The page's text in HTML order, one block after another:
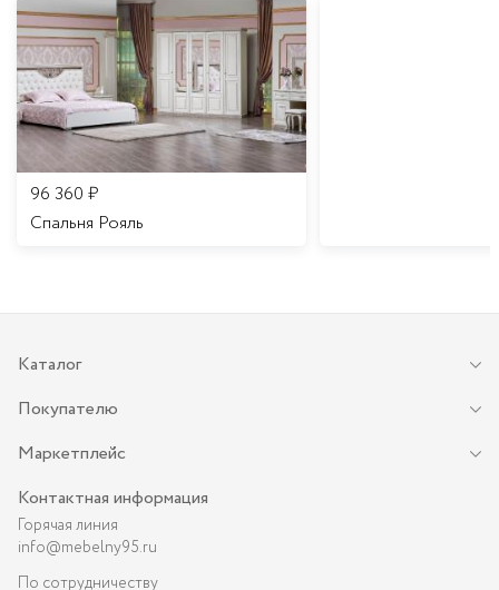
96 360 ₽
Спальня Рояль
Каталог
Покупателю
Маркетплейс
Контактная информация
Горячая линия
info@mebelny95.ru
По сотрудничеству